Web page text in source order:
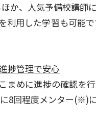
か、人気予備校講師
利用した学習も可能
捗管理で安心
まめに進捗の確認を
8回程度メンター(※)